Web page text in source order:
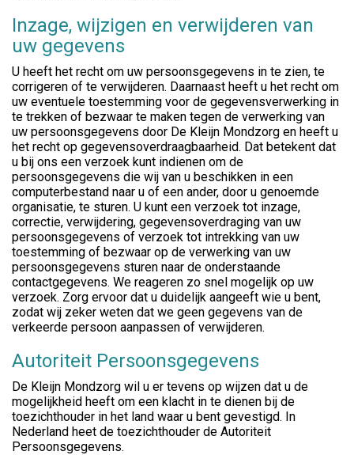
Inzage, wijzigen en verwijderen van
uw gegevens
U heeft het recht om uw persoonsgegevens in te zien, te
corrigeren of te verwijderen. Daarnaast heeft u het recht om
uw eventuele toestemming voor de gegevensverwerking in
te trekken of bezwaar te maken tegen de verwerking van
uw persoonsgegevens door De Kleijn Mondzorg en heeft u
het recht op gegevensoverdraagbaarheid. Dat betekent dat
u bij ons een verzoek kunt indienen om de
persoonsgegevens die wij van u beschikken in een
computerbestand naar u of een ander, door u genoemde
organisatie, te sturen. U kunt een verzoek tot inzage,
correctie, verwijdering, gegevensoverdraging van uw
persoonsgegevens of verzoek tot intrekking van uw
toestemming of bezwaar op de verwerking van uw
persoonsgegevens sturen naar de onderstaande
contactgegevens. We reageren zo snel mogelijk op uw
verzoek. Zorg ervoor dat u duidelijk aangeeft wie u bent,
zodat wij zeker weten dat we geen gegevens van de
verkeerde persoon aanpassen of verwijderen.
Autoriteit Persoonsgegevens
De Kleijn Mondzorg wil u er tevens op wijzen dat u de
mogelijkheid heeft om een klacht in te dienen bij de
toezichthouder in het land waar u bent gevestigd. In
Nederland heet de toezichthouder de Autoriteit
Persoonsgegevens.